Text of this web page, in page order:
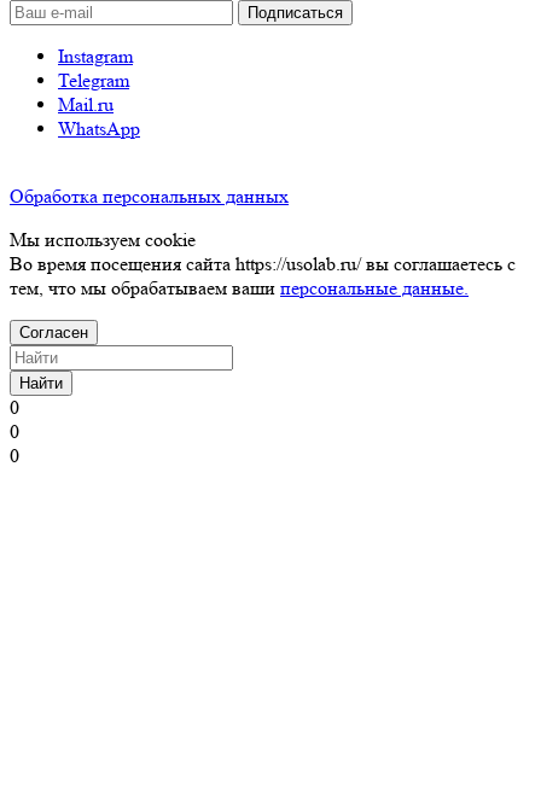
Instagram
Telegram
Mail.ru
WhatsApp
Обработка персональных данных
Мы используем cookie
Во время посещения сайта https://usolab.ru/ вы соглашаетесь с
тем, что мы обрабатываем ваши персональные данные.
Согласен
Найти
0
0
0